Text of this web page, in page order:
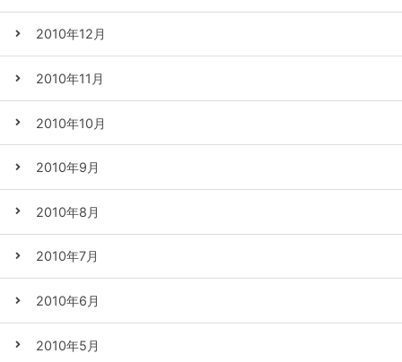
2010年12月
2010年11月
2010年10月
2010年9月
2010年8月
2010年7月
2010年6月
2010年5月